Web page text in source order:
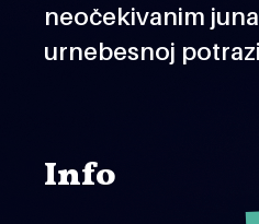
neočekivanim
urnebesnoj
Info